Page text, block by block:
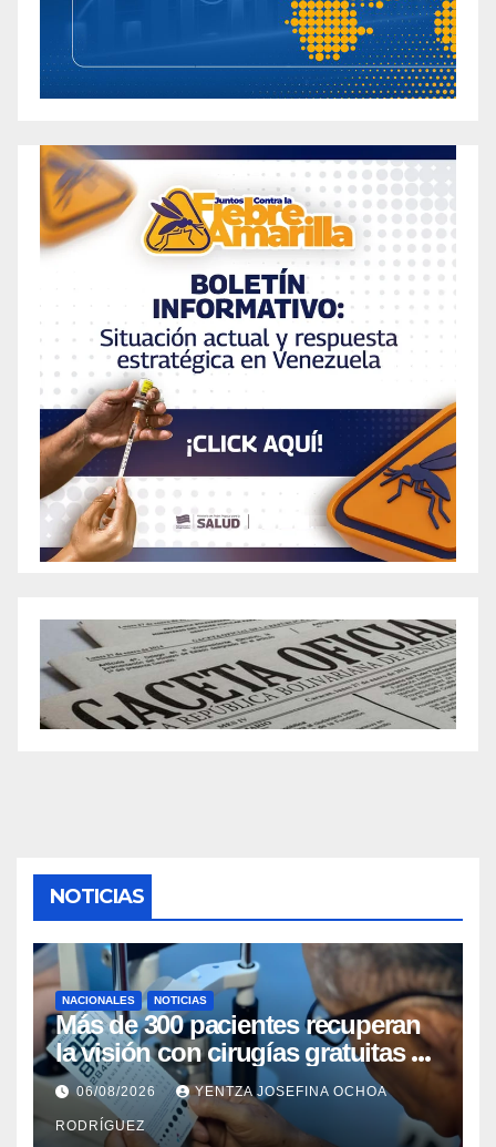
NOTICIAS
NACIONALES NOTICIAS
Más de 300 pacientes recuperan
la visión con cirugías gratuitas de
cataratas en Zulia
06/08/2026 YENTZA JOSEFINA OCHOA
RODRÍGUEZ